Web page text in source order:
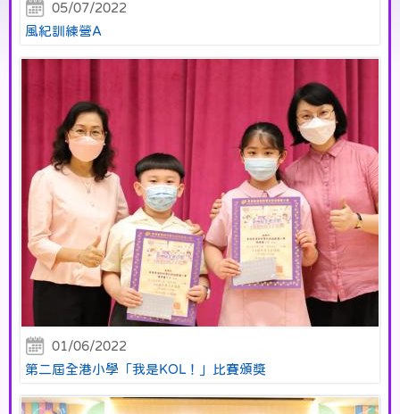
05/07/2022
風紀訓練營A
01/06/2022
第二屆全港小學「我是KOL！」比賽頒獎